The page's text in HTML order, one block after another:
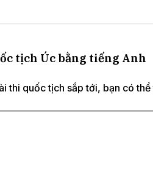
tịch Úc bằng tiếng Anh
thi quốc tịch sắp tới, bạn có